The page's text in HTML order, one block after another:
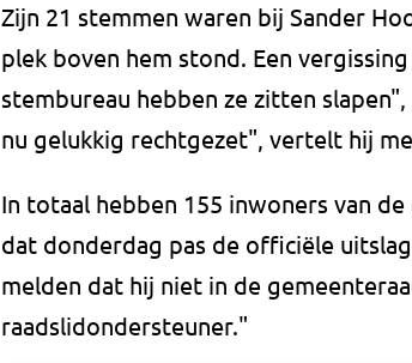
Zijn 21 stemmen waren bij Sander
plek boven hem stond. Een
stembureau hebben ze zitten
nu gelukkig rechtgezet", vertelt hij
In totaal hebben 155 inwoners van
dat donderdag pas de officiële
melden dat hij niet in de
raadslidondersteuner."